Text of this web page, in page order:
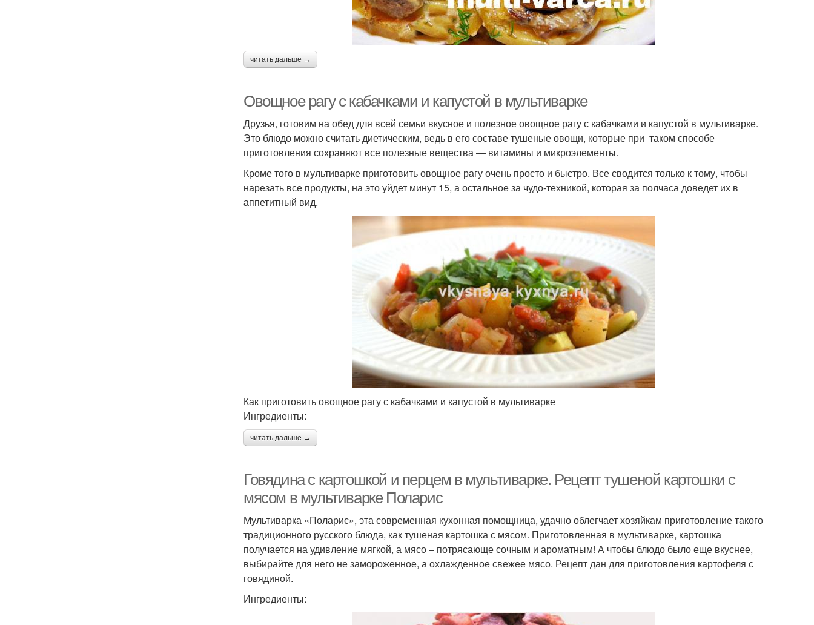
читать дальше →
Овощное рагу с кабачками и капустой в мультиварке
Друзья, готовим на обед для всей семьи вкусное и полезное овощное рагу с кабачками и капустой в мультиварке.
Это блюдо можно считать диетическим, ведь в его составе тушеные овощи, которые при таком способе
приготовления сохраняют все полезные вещества — витамины и микроэлементы.
Кроме того в мультиварке приготовить овощное рагу очень просто и быстро. Все сводится только к тому, чтобы
нарезать все продукты, на это уйдет минут 15, а остальное за чудо-техникой, которая за полчаса доведет их в
аппетитный вид.
Как приготовить овощное рагу с кабачками и капустой в мультиварке
Ингредиенты:
читать дальше →
Говядина с картошкой и перцем в мультиварке. Рецепт тушеной картошки с
мясом в мультиварке Поларис
Мультиварка «Поларис», эта современная кухонная помощница, удачно облегчает хозяйкам приготовление такого
традиционного русского блюда, как тушеная картошка с мясом. Приготовленная в мультиварке, картошка
получается на удивление мягкой, а мясо – потрясающе сочным и ароматным! А чтобы блюдо было еще вкуснее,
выбирайте для него не замороженное, а охлажденное свежее мясо. Рецепт дан для приготовления картофеля с
говядиной.
Ингредиенты: